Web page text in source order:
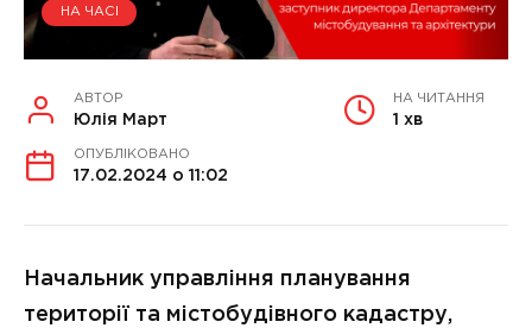
НА ЧАСІ
АВТОР
Юлія Март
НА ЧИТАННЯ
1 хв
ОПУБЛІКОВАНО
17.02.2024 о 11:02
Начальник управління планування
території та містобудівного кадастру,